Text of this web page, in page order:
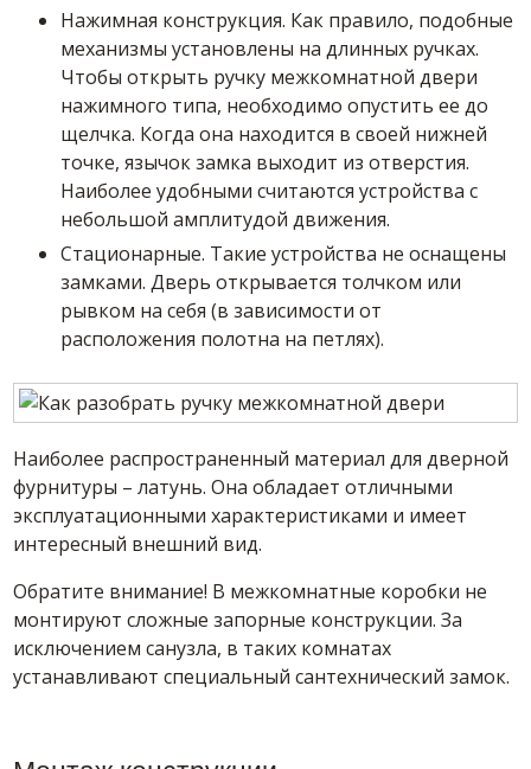
Нажимная конструкция. Как правило, подобные
механизмы установлены на длинных ручках.
Чтобы открыть ручку межкомнатной двери
нажимного типа, необходимо опустить ее до
щелчка. Когда она находится в своей нижней
точке, язычок замка выходит из отверстия.
Наиболее удобными считаются устройства с
небольшой амплитудой движения.
Стационарные. Такие устройства не оснащены
замками. Дверь открывается толчком или
рывком на себя (в зависимости от
расположения полотна на петлях).
Наиболее распространенный материал для дверной
фурнитуры – латунь. Она обладает отличными
эксплуатационными характеристиками и имеет
интересный внешний вид.
Обратите внимание! В межкомнатные коробки не
монтируют сложные запорные конструкции. За
исключением санузла, в таких комнатах
устанавливают специальный сантехнический замок.